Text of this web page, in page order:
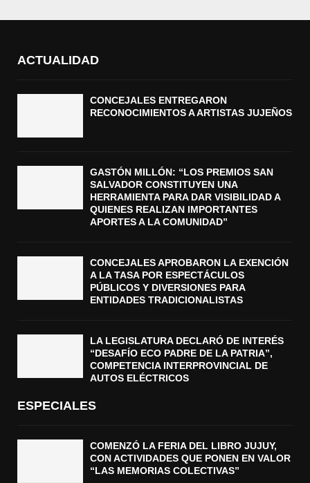
ACTUALIDAD
CONCEJALES ENTREGARON
RECONOCIMIENTOS A ARTISTAS JUJEÑOS
GASTÓN MILLÓN: “LOS PREMIOS SAN
SALVADOR CONSTITUYEN UNA
HERRAMIENTA PARA DAR VISIBILIDAD A
QUIENES REALIZAN IMPORTANTES
APORTES A LA COMUNIDAD”
CONCEJALES APROBARON LA EXENCIÓN
A LA TASA POR ESPECTÁCULOS
PÚBLICOS Y DIVERSIONES PARA
ENTIDADES TRADICIONALISTAS
LA LEGISLATURA DECLARÓ DE INTERÉS
“DESAFÍO ECO PADRE DE LA PATRIA”,
COMPETENCIA INTERPROVINCIAL DE
AUTOS ELÉCTRICOS
ESPECIALES
COMENZÓ LA FERIA DEL LIBRO JUJUY,
CON ACTIVIDADES QUE PONEN EN VALOR
“LAS MEMORIAS COLECTIVAS”